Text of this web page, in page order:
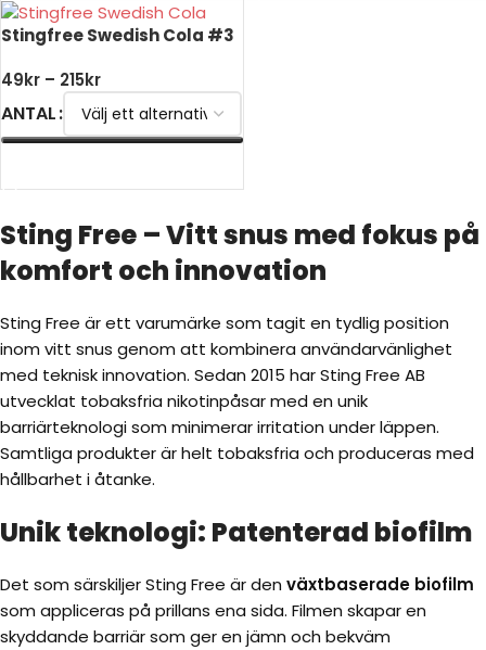
Stingfree Swedish Cola #3
49kr – 215kr
ANTAL
Sting Free – Vitt snus med fokus på
komfort och innovation
Sting Free är ett varumärke som tagit en tydlig position
inom vitt snus genom att kombinera användarvänlighet
med teknisk innovation. Sedan 2015 har Sting Free AB
utvecklat tobaksfria nikotinpåsar med en unik
barriärteknologi som minimerar irritation under läppen.
Samtliga produkter är helt tobaksfria och produceras med
hållbarhet i åtanke.
Unik teknologi: Patenterad biofilm
Det som särskiljer Sting Free är den växtbaserade biofilm
som appliceras på prillans ena sida. Filmen skapar en
skyddande barriär som ger en jämn och bekväm